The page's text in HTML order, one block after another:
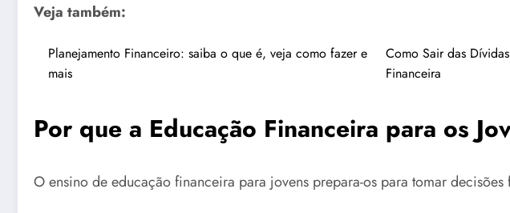
Veja também:
Planejamento Financeiro: saiba o que é, veja como fazer e
mais
Como Sair das
Financeira
Por que a Educação Financeira para os
O ensino de educação financeira para jovens prepara-os para tomar decisões